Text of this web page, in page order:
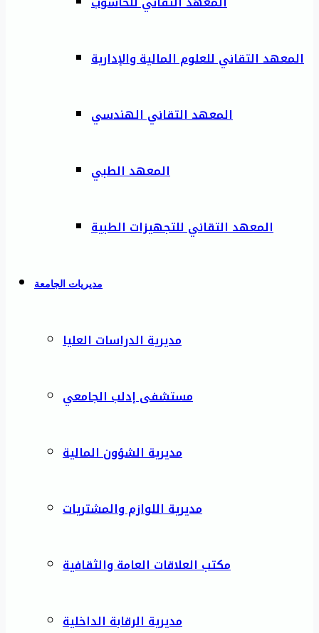
المعهد التقاني للعلوم المالية والإدارية
المعهد التقاني الهندسي
المعهد الطبي
المعهد التقاني للتجهيزات الطبية
مديريات الجامعة
مديرية الدراسات العليا
مستشفى إدلب الجامعي
مديرية الشؤون المالية
مديرية اللوازم والمشتريات
مكتب العلاقات العامة والثقافية
مديرية الرقابة الداخلية